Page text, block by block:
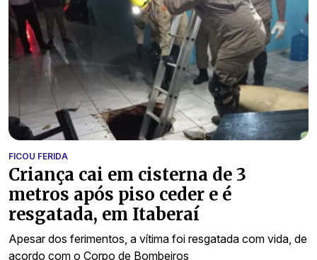
FICOU FERIDA
Criança cai em cisterna de 3
metros após piso ceder e é
resgatada, em Itaberaí
Apesar dos ferimentos, a vítima foi resgatada com vida, de
acordo com o Corpo de Bombeiros